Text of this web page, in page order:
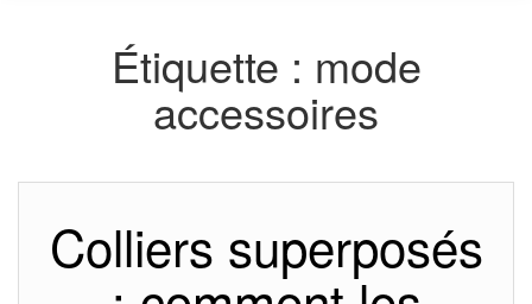
Étiquette : mode
accessoires
Colliers superposés